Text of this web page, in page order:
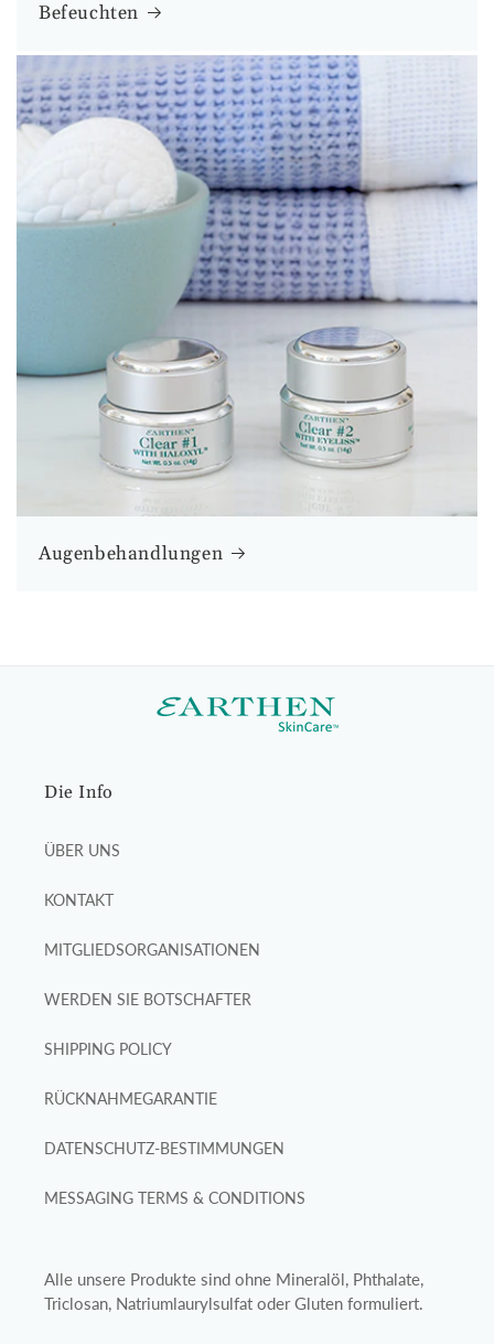
Befeuchten
Augenbehandlungen
Die Info
ÜBER UNS
KONTAKT
MITGLIEDSORGANISATIONEN
WERDEN SIE BOTSCHAFTER
SHIPPING POLICY
RÜCKNAHMEGARANTIE
DATENSCHUTZ-BESTIMMUNGEN
MESSAGING TERMS & CONDITIONS
Alle unsere Produkte sind ohne Mineralöl, Phthalate,
Triclosan, Natriumlaurylsulfat oder Gluten formuliert.